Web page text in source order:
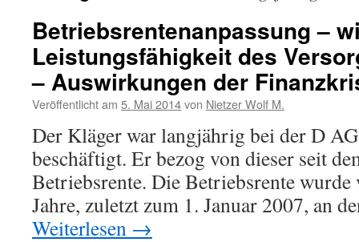
Betriebsrentenanpassung –
Leistungsfähigkeit des
– Auswirkungen der
Veröffentlicht am 5. Mai 2014von Nietzer Wolf M.
Der Kläger war langjährig bei der D
beschäftigt. Er bezog von dieser seit
Betriebsrente. Die Betriebsrente
Jahre, zuletzt zum 1. Januar 2007, an
Weiterlesen →